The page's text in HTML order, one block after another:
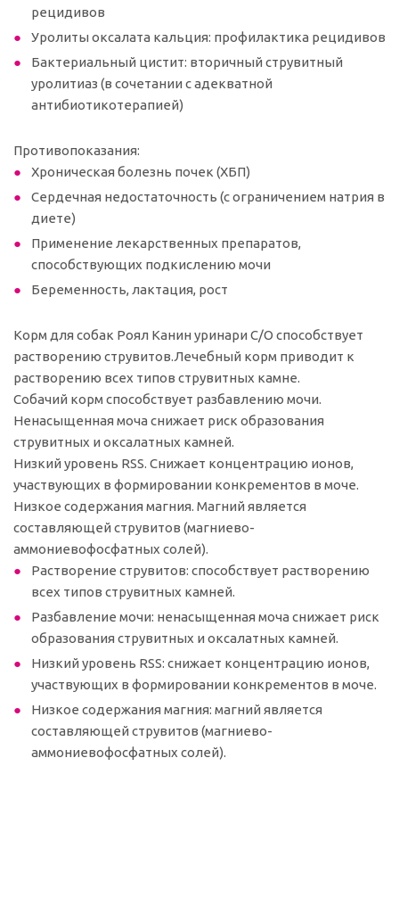
рецидивов
Уролиты оксалата кальция: профилактика рецидивов
Бактериальный цистит: вторичный струвитный
уролитиаз (в сочетании с адекватной
антибиотикотерапией)
Противопоказания:
Хроническая болезнь почек (ХБП)
Сердечная недостаточность (с ограничением натрия в
диете)
Применение лекарственных препаратов,
способствующих подкислению мочи
Беременность, лактация, рост
Корм для собак Роял Канин уринари С/О способствует
растворению струвитов.Лечебный корм приводит к
растворению всех типов струвитных камне.
Собачий корм способствует разбавлению мочи.
Ненасыщенная моча снижает риск образования
струвитных и оксалатных камней.
Низкий уровень RSS. Снижает концентрацию ионов,
участвующих в формировании конкрементов в моче.
Низкое содержания магния. Магний является
составляющей струвитов (магниево-
аммониевофосфатных солей).
Растворение струвитов: способствует растворению
всех типов струвитных камней.
Разбавление мочи: ненасыщенная моча снижает риск
образования струвитных и оксалатных камней.
Низкий уровень RSS: снижает концентрацию ионов,
участвующих в формировании конкрементов в моче.
Низкое содержания магния: магний является
составляющей струвитов (магниево-
аммониевофосфатных солей).